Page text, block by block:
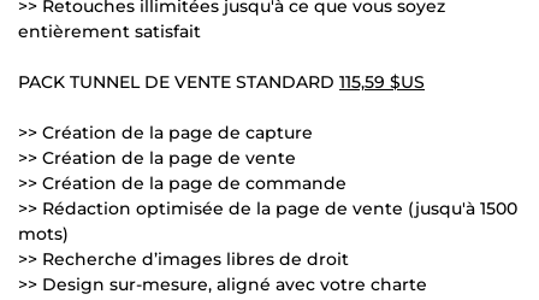
>> Retouches illimitées jusqu'à ce que vous soyez
entièrement satisfait
PACK TUNNEL DE VENTE STANDARD 115,59 $US
>> Création de la page de capture
>> Création de la page de vente
>> Création de la page de commande
>> Rédaction optimisée de la page de vente (jusqu'à 1500
mots)
>> Recherche d’images libres de droit
>> Design sur-mesure, aligné avec votre charte